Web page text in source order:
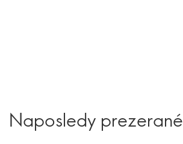
Naposledy prezerané